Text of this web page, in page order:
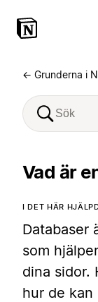
← Grunderna i
Vad är
I DET HÄR
Databaser
som
dina sidor.
hur de